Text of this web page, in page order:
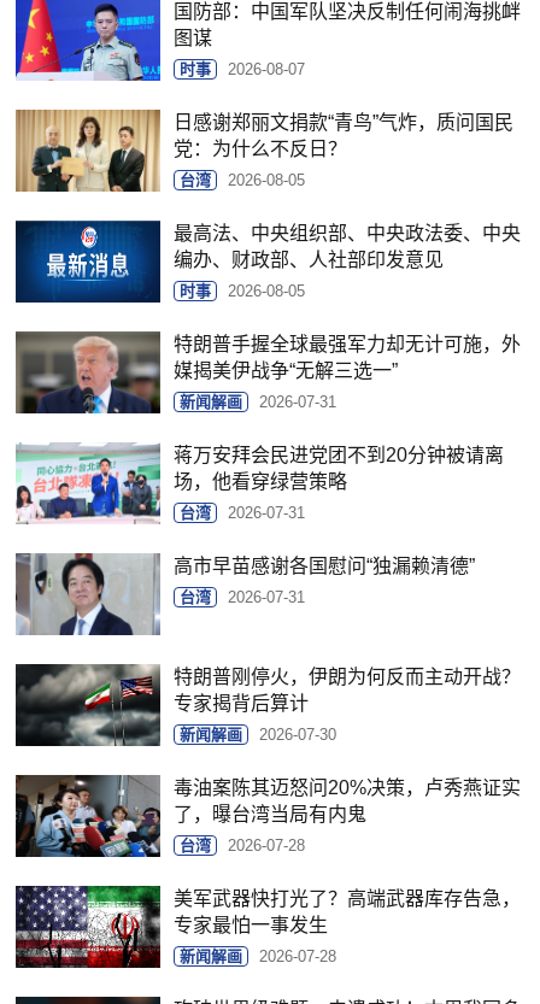
国防部：中国军队坚决反制任何闹海挑衅
图谋
时事 2026-08-07
日感谢郑丽文捐款“青鸟”气炸，质问国民
党：为什么不反日？
台湾 2026-08-05
最高法、中央组织部、中央政法委、中央
编办、财政部、人社部印发意见
时事 2026-08-05
特朗普手握全球最强军力却无计可施，外
媒揭美伊战争“无解三选一”
新闻解画 2026-07-31
蒋万安拜会民进党团不到20分钟被请离
场，他看穿绿营策略
台湾 2026-07-31
高市早苗感谢各国慰问“独漏赖清德”
台湾 2026-07-31
特朗普刚停火，伊朗为何反而主动开战？
专家揭背后算计
新闻解画 2026-07-30
毒油案陈其迈怒问20%决策，卢秀燕证实
了，曝台湾当局有内鬼
台湾 2026-07-28
美军武器快打光了？高端武器库存告急，
专家最怕一事发生
新闻解画 2026-07-28